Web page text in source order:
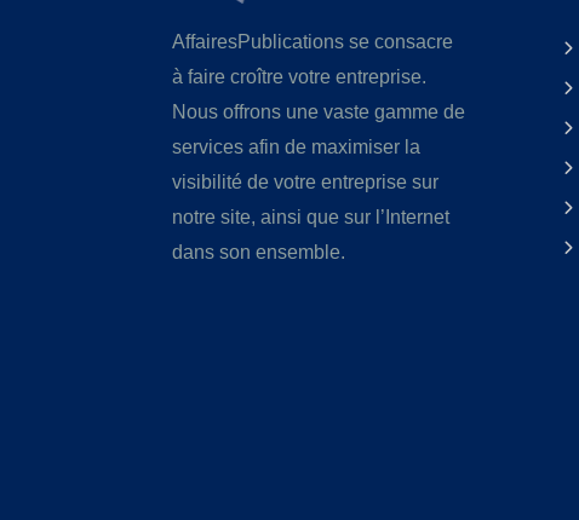
AffairesPublications se consacre
à faire croître votre entreprise.
Nous offrons une vaste gamme de
services afin de maximiser la
visibilité de votre entreprise sur
notre site, ainsi que sur l’Internet
dans son ensemble.